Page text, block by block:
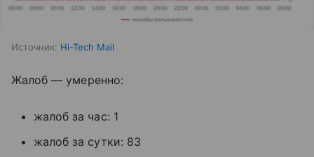
Источник: Hi-Tech Mail
Жалоб — умеренно:
жалоб за час: 1
жалоб за сутки: 83